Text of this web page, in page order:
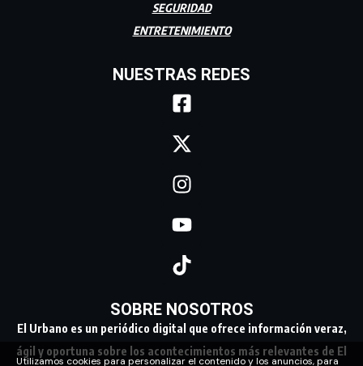
SEGURIDAD
ENTRETENIMIENTO
NUESTRAS REDES
SOBRE NOSOTROS
El Urbano es un periódico digital que ofrece información veraz,
ágil y oportuna sobre los acontecimientos más relevantes de El
Utilizamos cookies para personalizar el contenido y los anuncios, para